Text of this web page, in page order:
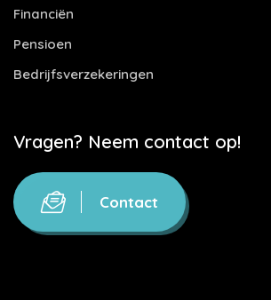
Financiën
Pensioen
Bedrijfsverzekeringen
Vragen? Neem contact op!
Contact